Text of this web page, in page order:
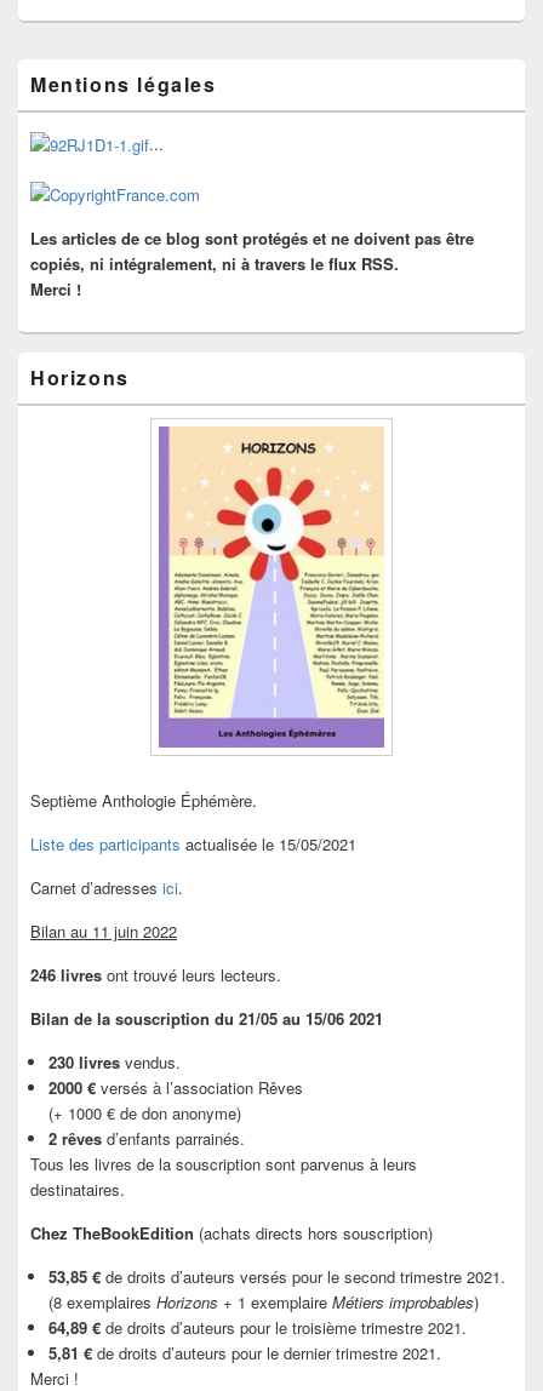
principale
de
widget
pour
barre
Mentions légales
...
Les articles de ce blog sont protégés et ne doivent pas être
copiés, ni intégralement, ni à travers le flux RSS.
Merci !
Horizons
Septième Anthologie Éphémère.
Liste des participants actualisée le 15/05/2021
Carnet d’adresses ici.
Bilan au 11 juin 2022
246 livres ont trouvé leurs lecteurs.
Bilan de la souscription du 21/05 au 15/06 2021
230 livres vendus.
2000 € versés à l’association Rêves
(+ 1000 € de don anonyme)
2 rêves d’enfants parrainés.
Tous les livres de la souscription sont parvenus à leurs
destinataires.
Chez TheBookEdition (achats directs hors souscription)
53,85 € de droits d’auteurs versés pour le second trimestre 2021.
(8 exemplaires Horizons + 1 exemplaire Métiers improbables)
64,89 € de droits d’auteurs pour le troisième trimestre 2021.
5,81 € de droits d’auteurs pour le dernier trimestre 2021.
Merci !